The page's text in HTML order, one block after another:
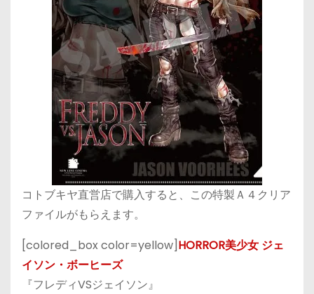
コトブキヤ直営店で購入すると、この特製Ａ４クリア
ファイルがもらえます。
[colored_box color=yellow]HORROR美少女 ジェ
イソン・ボーヒーズ
『フレディVSジェイソン』